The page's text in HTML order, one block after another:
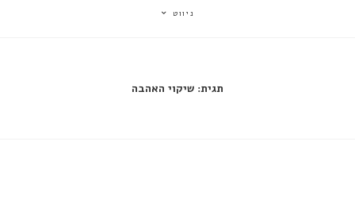
ניווט
תגית: שיקוי האהבה